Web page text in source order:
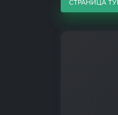
СТРАНИЦА